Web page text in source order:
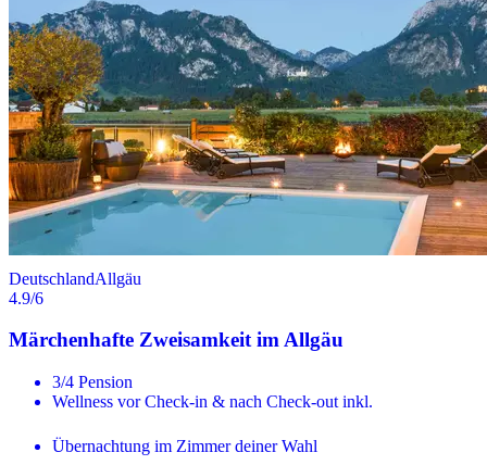
DeutschlandAllgäu
4.9/6
Märchenhafte Zweisamkeit im Allgäu
3/4 Pension
Wellness vor Check-in & nach Check-out inkl.
Übernachtung im Zimmer deiner Wahl